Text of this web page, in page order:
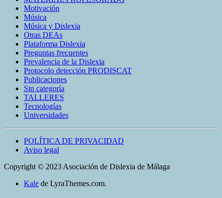
Motivación
Música
Música y Dislexia
Otras DEAs
Plataforma Dislexia
Preguntas frecuentes
Prevalencia de la Dislexia
Protocolo detección PRODISCAT
Publicaciones
Sin categoría
TALLERES
Tecnologías
Universidades
POLÍTICA DE PRIVACIDAD
Aviso legal
Copyright © 2023 Asociación de Dislexia de Málaga
Kale de LyraThemes.com.